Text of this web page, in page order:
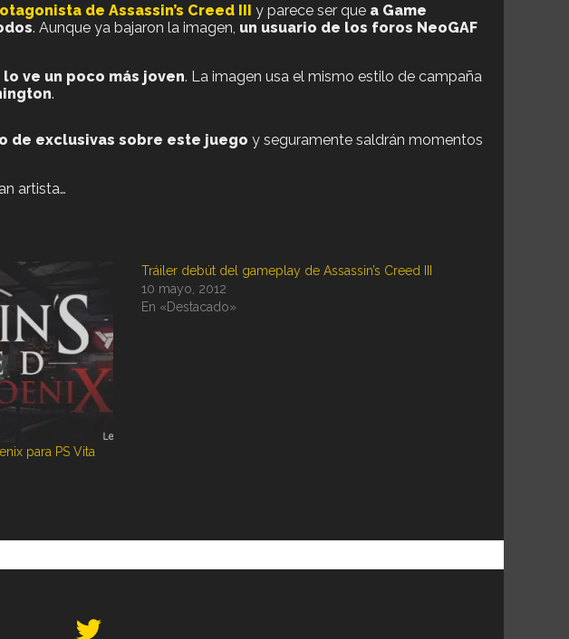
de Assassin’s Creed III y parece ser que a Game
. Aunque ya bajaron la imagen, un usuario de los foros NeoGAF
ve un poco más joven. La imagen usa el mismo estilo de campaña
.
de exclusivas sobre este juego y seguramente saldrán momentos
artista…
para PS Vita
Tráiler debút del gameplay de Assassin’s Creed III
10 mayo, 2012
En «Destacado»